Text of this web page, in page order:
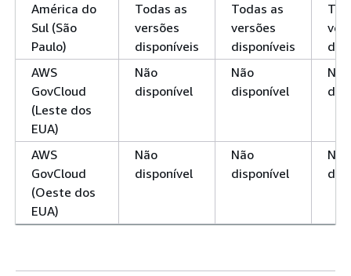
América do
Sul (São
Paulo)
Todas as
versões
disponíveis
Todas as
versões
disponíveis
AWS
GovCloud
(Leste dos
EUA)
Não
disponível
Não
disponível
Não
AWS
GovCloud
(Oeste dos
EUA)
Não
disponível
Não
disponível
Não